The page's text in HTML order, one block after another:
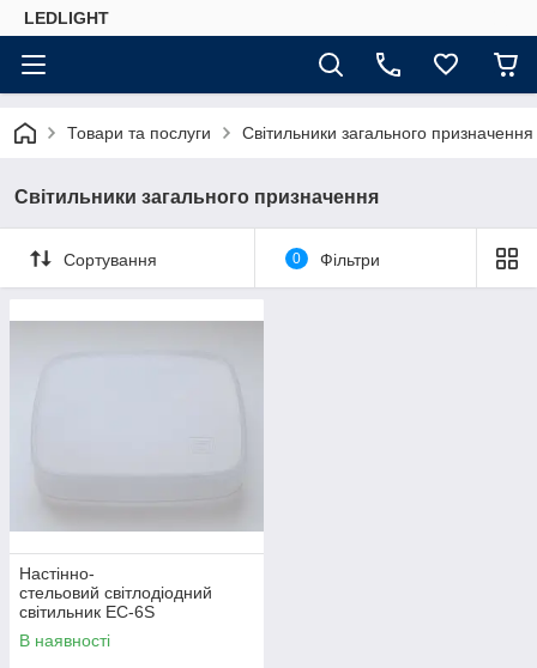
LEDLIGHT
Товари та послуги Світильники загального призначення
Світильники загального призначення
Сортування 0 Фільтри
Настінно-
стельовий світлодіодний
світильник EC-6S
В наявності